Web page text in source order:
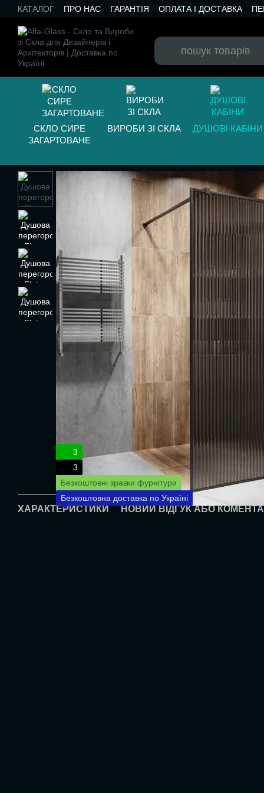
Перейти до основного контенту
КАТАЛОГ ПРО НАС ГАРАНТІЯ ОПЛАТА І ДОСТАВКА
СКЛО СИРЕ
ЗАГАРТОВАНЕ
ВИРОБИ ЗІ СКЛА ДУШОВІ КАБІНИ
3
3
Безкоштовні зразки фурнітури
Безкоштовна доставка по Україні
ХАРАКТЕРИСТИКИ НОВИЙ ВІДГУК АБО